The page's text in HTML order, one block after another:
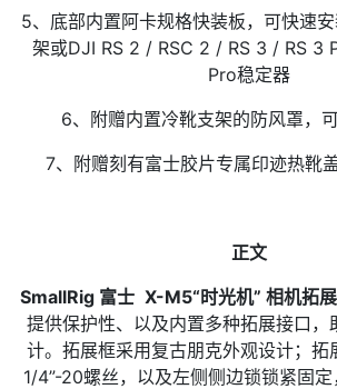
5、底部内置阿卡规格快装板，可快速
架或DJI RS 2 / RSC 2 / RS 3 / RS 3
Pro稳定器
6、附赠内置冷靴支架的防风罩，
7、附赠刻有富士胶片专属印迹热靴
正文
SmallRig 富士 X-M5“时光机” 相机拓
提供保护性、以及内置多种拓展接口，
计。拓展框采用复古朋克外观设计；拓
1/4”-20螺丝，以及左侧侧边锁锁紧固